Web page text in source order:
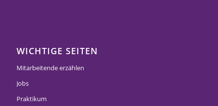
WICHTIGE SEITEN
Mitarbeitende erzählen
Jobs
Praktikum